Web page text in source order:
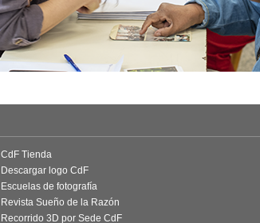
CdF Tienda
Descargar logo CdF
Escuelas de fotografía
Revista Sueño de la Razón
Recorrido 3D por Sede CdF